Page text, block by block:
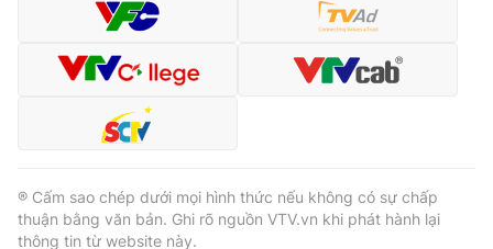
® Cấm sao chép dưới mọi hình thức nếu không có sự chấp
thuận bằng văn bản. Ghi rõ nguồn VTV.vn khi phát hành lại
thông tin từ website này.